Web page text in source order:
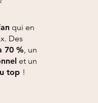
qui en
Des
70 %, un
et un
top !